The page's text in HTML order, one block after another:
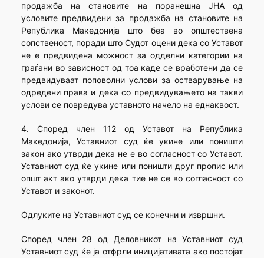
продажба на становите на поранешна ЈНА од
условите предвидени за продажба на становите на
Република Македонија што беа во општествена
сопственост, поради што Судот оцени дека со Уставот
не е предвидена можност за одделни категории на
граѓани во зависност од тоа каде се вработени да се
предвидуваат поповолни услови за остварување на
одредени права и дека со предвидувањето на такви
услови се повредува уставното начело на еднаквост.
4. Според член 112 од Уставот на Република
Македонија, Уставниот суд ќе укине или поништи
закон ако утврди дека не е во согласност со Уставот.
Уставниот суд ќе укине или поништи друг пропис или
општ акт ако утврди дека тие не се во согласност со
Уставот и законот.
Одлуките на Уставниот суд се конечни и извршни.
Според член 28 од Деловникот на Уставниот суд
Уставниот суд ќе ја отфрли иницијативата ако постојат